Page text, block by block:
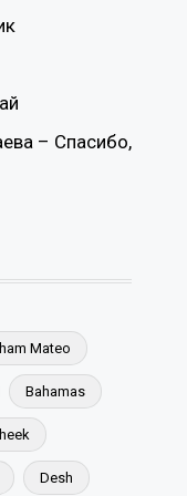
– Спасибо,
Mateo
Bahamas
Desh